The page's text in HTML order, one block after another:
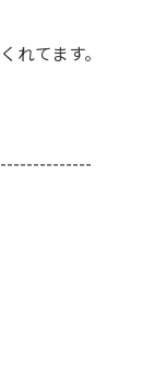
れてます。